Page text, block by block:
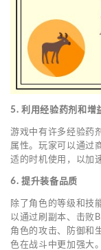
5. 利用经验药剂和增
游戏中有许多经验药
属性。玩家可以通过
适的时机使用，以加
6. 提升装备品质
除了角色的等级和技
以通过刷副本、击败
角色的攻击、防御和
色在战斗中更加强大。